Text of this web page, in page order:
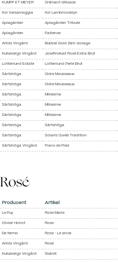
KUMPF ET MEYER Crémant d'Alsace
Koi Valsamoggia Koi Lambroosklyn
Aplagården Aplagården Tribute
Aplagården Patience
Arilds Vingård Bubbel Gold Zero dosage
Kullabergs Vingård Josefinelust Rosé Extra Brut
Lottenlund Estate Lottenlund Perlé Brut
Särtshöga Cidre Mousseaux
Särtshöga Cidre Mousseaux
Särtshöga Millesime
Särtshöga Millesime
Särtshöga Millesime
Särtshöga Särtshöga
Särtshöga Solaris Cuvée Tradition
Särtshöga Vingård Franc de Pied
Rosé
Producent Artikel
Le Puy Rose Marie
Olivier Horiot Rose
De fermo Rose - Le cince
Arilds Vingård Rosé
Kullabergs Vingård Skäret